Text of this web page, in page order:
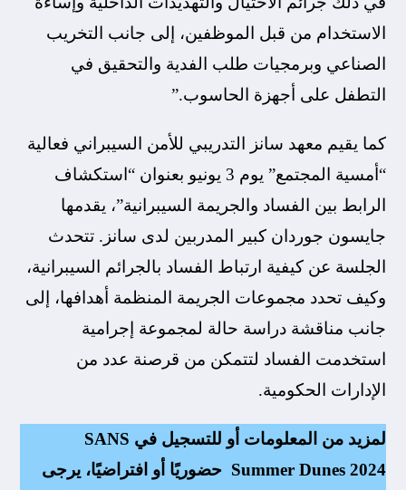
الاستخدام من قبل الموظفين، إلى جانب التخريب
الصناعي وبرمجيات طلب الفدية والتحقيق في
التطفل على أجهزة الحاسوب.”
كما يقيم معهد سانز التدريبي للأمن السيبراني فعالية
“أمسية المجتمع” يوم 3 يونيو بعنوان “استكشاف
الرابط بين الفساد والجريمة السيبرانية”، يقدمها
جايسون جوردان كبير المدربين لدى سانز. تتحدث
الجلسة عن كيفية ارتباط الفساد بالجرائم السيبرانية،
وكيف تحدد مجموعات الجريمة المنظمة أهدافها، إلى
جانب مناقشة دراسة حالة لمجموعة إجرامية
استخدمت الفساد لتتمكن من قرصنة عدد من
الإدارات الحكومية.
لمزيد من المعلومات أو للتسجيل في SANS
Summer Dunes 2024 حضوريًا أو افتراضيًا، يرجى